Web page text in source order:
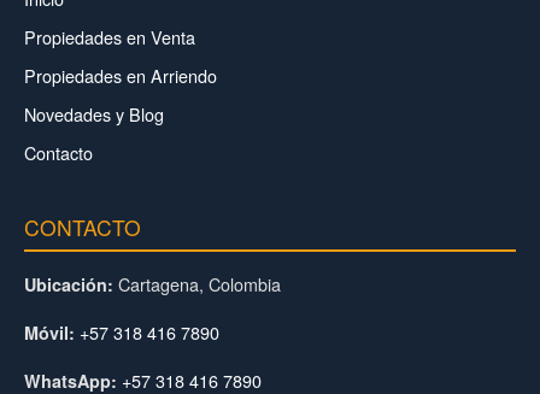
Propiedades en Venta
Propiedades en Arriendo
Novedades y Blog
Contacto
CONTACTO
Ubicación: Cartagena, Colombia
Móvil: +57 318 416 7890
WhatsApp: +57 318 416 7890